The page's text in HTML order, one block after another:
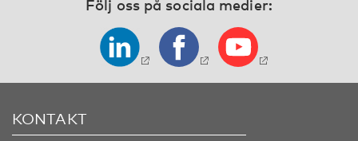
Följ oss på sociala medier:
KONTAKT